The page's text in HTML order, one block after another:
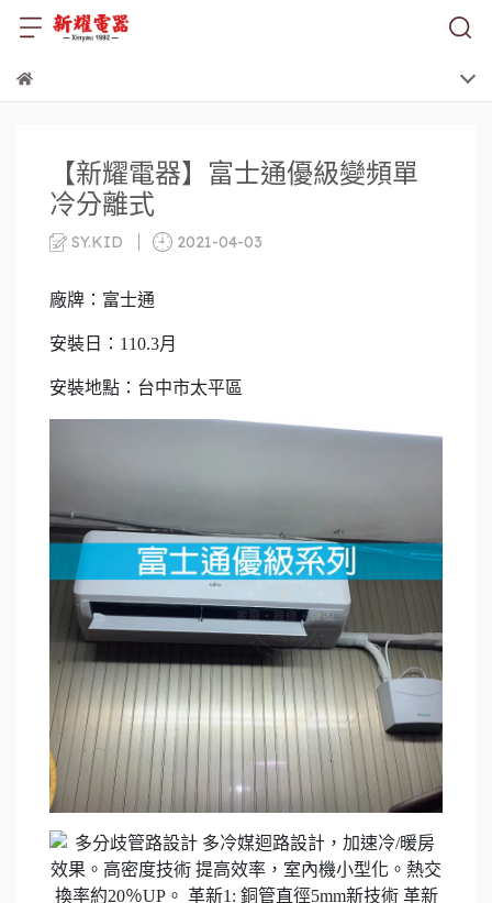
【新耀電器】富士通優級變頻單
冷分離式
SY.KID 2021-04-03
廠牌：富士通
安裝日：110.3月
安裝地點：台中市太平區